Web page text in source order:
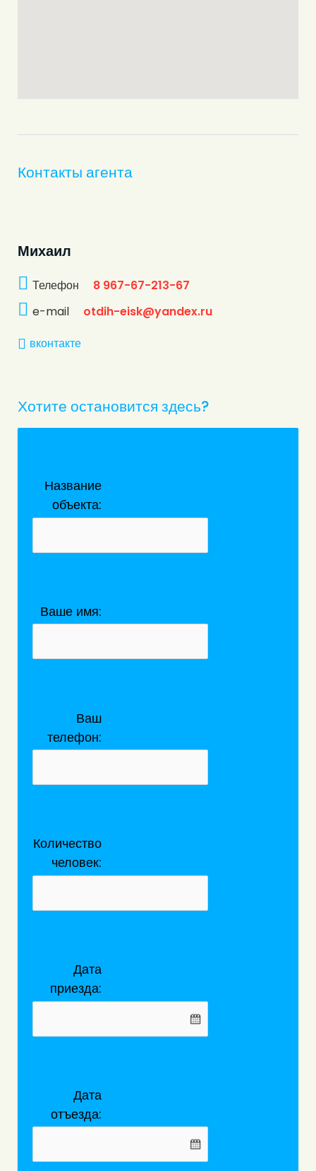
Контакты агента
Михаил
Телефон
8 967-67-213-67
e-mail
otdih-eisk@yandex.ru
вконтакте
Хотите остановится здесь?
Название
объекта:
Ваше имя:
Ваш
телефон:
Количество
человек:
Дата
приезда:
Дата
отъезда: